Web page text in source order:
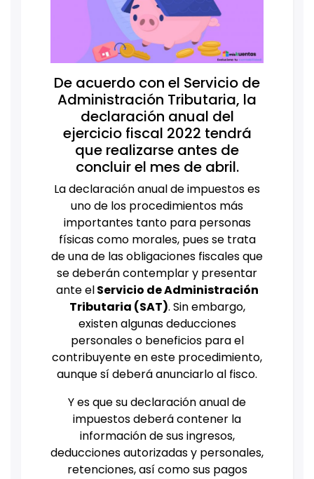
De acuerdo con el Servicio de
Administración Tributaria, la
declaración anual del
ejercicio fiscal 2022 tendrá
que realizarse antes de
concluir el mes de abril.
La declaración anual de impuestos es
uno de los procedimientos más
importantes tanto para personas
físicas como morales, pues se trata
de una de las obligaciones fiscales que
se deberán contemplar y presentar
ante elServicio de Administración
Tributaria (SAT). Sin embargo,
existen algunas deducciones
personales o beneficios para el
contribuyente en este procedimiento,
aunque sí deberá anunciarlo al fisco.
Y es que su declaración anual de
impuestos deberá contener la
información de sus ingresos,
deducciones autorizadas y personales,
retenciones, así como sus pagos